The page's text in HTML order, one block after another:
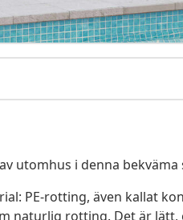
utomhus i denna bekväma
PE-rotting, även kallat
naturlig rotting. Det är